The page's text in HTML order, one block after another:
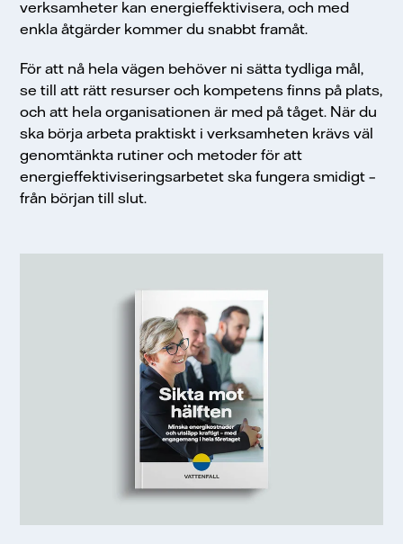
önskade materialet. (Obligatorisk för att få
materialet)
Jag vill gärna prenumerera på Vattenfalls
nyhetsbrev Energy Plaza för att få de senaste
nyheterna inom energi och hållbarhet. (Valfritt och
för dig som inte redan prenumererar)
verksamheter kan energieffektivisera, och med
enkla åtgärder kommer du snabbt framåt.
För att nå hela vägen behöver ni sätta tydliga mål,
se till att rätt resurser och kompetens finns på plats,
och att hela organisationen är med på tåget. När du
ska börja arbeta praktiskt i verksamheten krävs väl
genomtänkta rutiner och metoder för att
energieffektiviseringsarbetet ska fungera smidigt –
från början till slut.